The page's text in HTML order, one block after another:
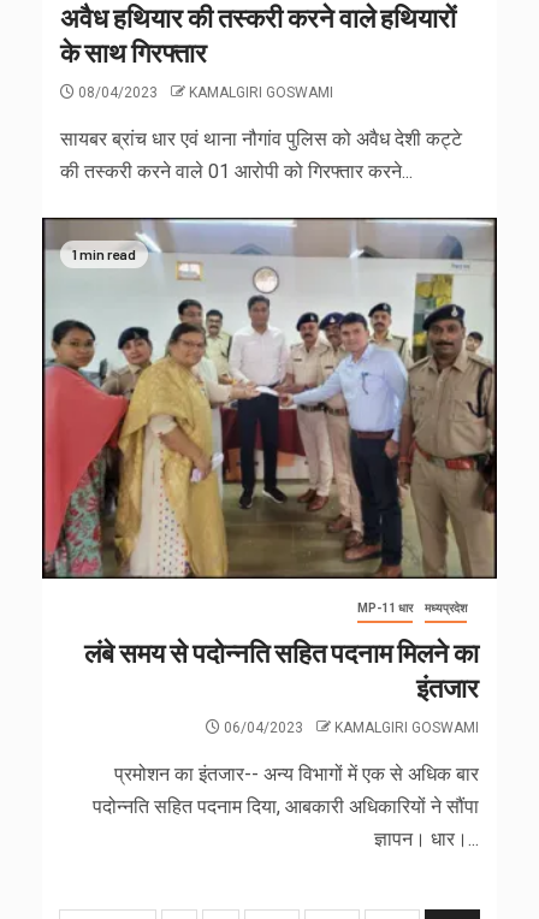
अवैध हथियार की तस्करी करने वाले हथियारों
के साथ गिरफ्तार
08/04/2023 KAMALGIRI GOSWAMI
सायबर ब्रांच धार एवं थाना नौगांव पुलिस को अवैध देशी कट्टे
की तस्करी करने वाले 01 आरोपी को गिरफ्तार करने...
1 min read
MP-11 धार मध्यप्रदेश
लंबे समय से पदोन्नति सहित पदनाम मिलने का
इंतजार
06/04/2023 KAMALGIRI GOSWAMI
प्रमोशन का इंतजार-- अन्य विभागों में एक से अधिक बार
पदोन्नति सहित पदनाम दिया, आबकारी अधिकारियों ने सौंपा
ज्ञापन। धार।...